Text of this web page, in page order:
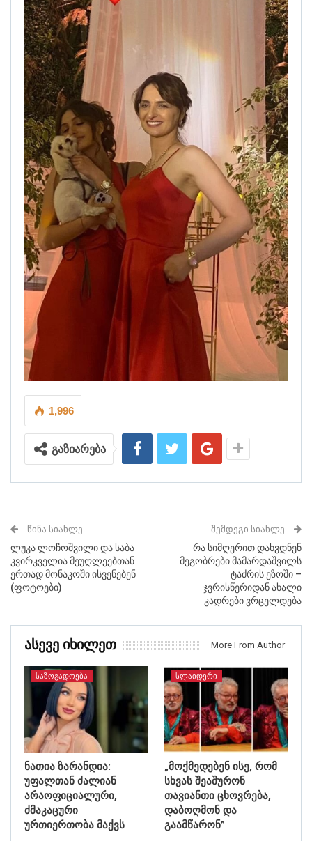
1,996
გაზიარება
ᲬᲘᲜᲐ ᲡᲘᲐᲮᲚᲔ
ლუკა ლოჩოშვილი და საბა
კვირკველია მეუღლეებთან
ერთად მონაკოში ისვენებენ
(ფოტოები)
ᲨᲔᲛᲓᲔᲒᲘ ᲡᲘᲐᲮᲚᲔ
რა სიმღერით დახვდნენ
მეგობრები მამარდაშვილს
ტაძრის ეზოში –
ჯვრისწერიდან ახალი
კადრები ვრცელდება
Ასევე Იხილეთ More From Author
ᲡᲐᲖᲝᲒᲐᲓᲝᲔᲑᲐ
ნათია ზარანდია:
უფალთან ძალიან
არაოფიციალური,
ძმაკაცური
ურთიერთობა მაქვს
ᲡᲚᲐᲘᲓᲔᲠᲘ
„მოქმედებენ ისე, რომ
სხვას შეაშურონ
თავიანთი ცხოვრება,
დაბოღმონ და
გაამწარონ”